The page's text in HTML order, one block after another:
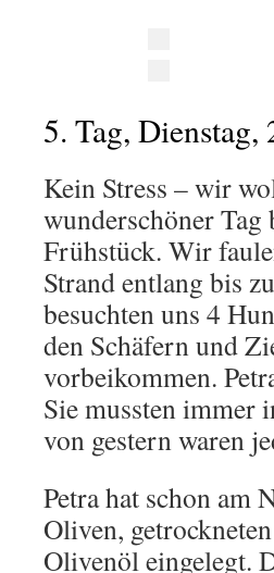
5. Tag, Dienstag,
Kein Stress – wir
wunderschöner Tag
Frühstück. Wir
Strand entlang bis
besuchten uns 4
den Schäfern und
vorbeikommen.
Sie mussten immer
von gestern waren
Petra hat schon am
Oliven,
Olivenöl eingelegt.